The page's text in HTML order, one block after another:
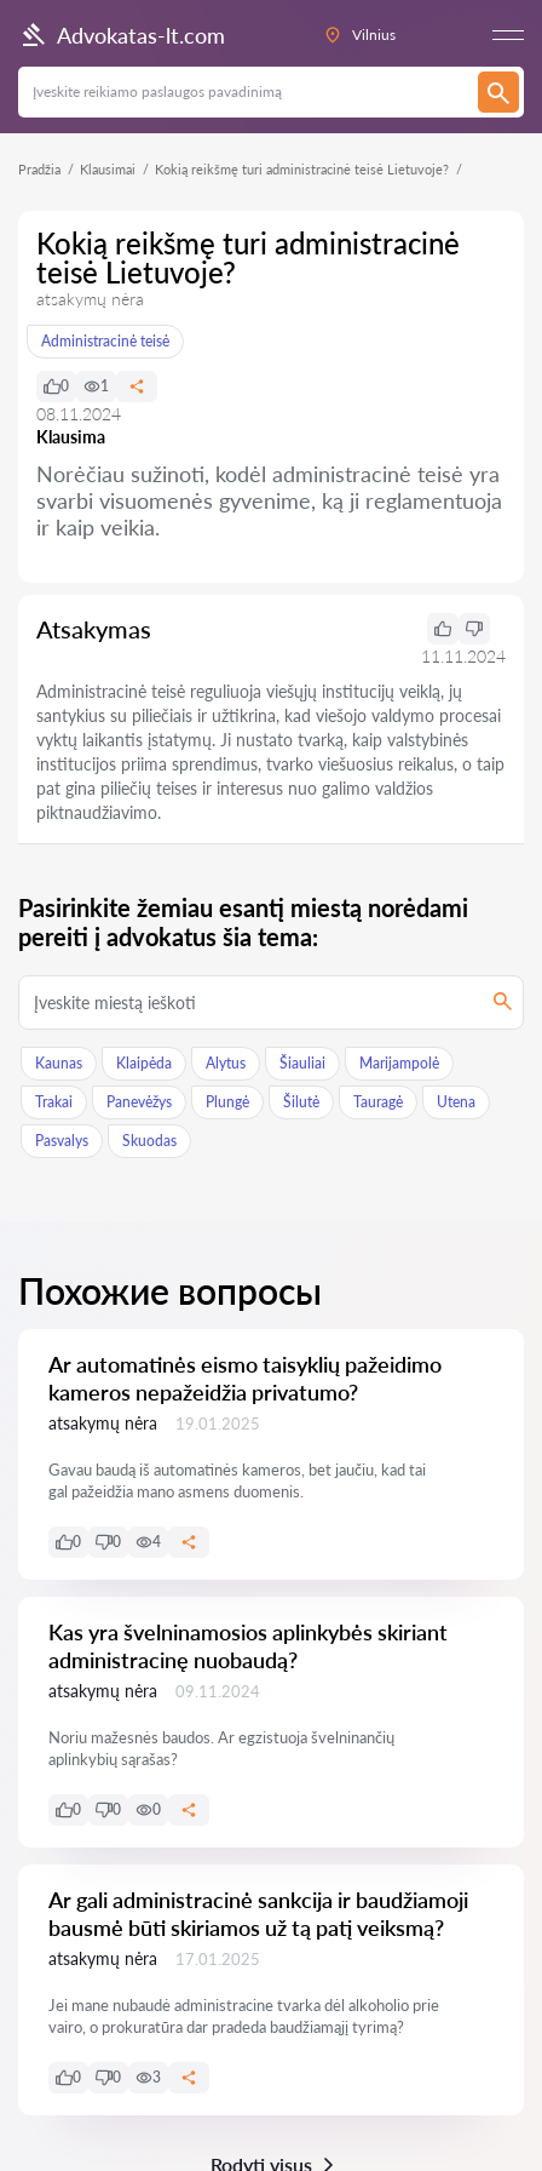
Advokatas-lt.com Vilnius
Pradžia Klausimai Kokią reikšmę turi administracinė teisė Lietuvoje?
Kokią reikšmę turi administracinė
teisė Lietuvoje?
atsakymų nėra
Administracinė teisė
Klausima
0 1
08.11.2024
Norėčiau sužinoti, kodėl administracinė teisė yra
svarbi visuomenės gyvenime, ką ji reglamentuoja
ir kaip veikia.
Atsakymas
11.11.2024
Administracinė teisė reguliuoja viešųjų institucijų veiklą, jų
santykius su piliečiais ir užtikrina, kad viešojo valdymo procesai
vyktų laikantis įstatymų. Ji nustato tvarką, kaip valstybinės
institucijos priima sprendimus, tvarko viešuosius reikalus, o taip
pat gina piliečių teises ir interesus nuo galimo valdžios
piktnaudžiavimo.
Pasirinkite žemiau esantį miestą norėdami
pereiti į advokatus šia tema:
Kaunas Klaipėda Alytus Šiauliai Marijampolė
Trakai Panevėžys Plungė Šilutė Tauragė Utena
Pasvalys Skuodas
Похожие вопросы
Ar automatinės eismo taisyklių pažeidimo
kameros nepažeidžia privatumo?
atsakymų nėra 19.01.2025
Gavau baudą iš automatinės kameros, bet jaučiu, kad tai
gal pažeidžia mano asmens duomenis.
0 0 4
Kas yra švelninamosios aplinkybės skiriant
administracinę nuobaudą?
atsakymų nėra 09.11.2024
Noriu mažesnės baudos. Ar egzistuoja švelninančių
aplinkybių sąrašas?
0 0 0
Ar gali administracinė sankcija ir baudžiamoji
bausmė būti skiriamos už tą patį veiksmą?
atsakymų nėra 17.01.2025
Jei mane nubaudė administracine tvarka dėl alkoholio prie
vairo, o prokuratūra dar pradeda baudžiamąjį tyrimą?
0 0 3
Rodyti visus